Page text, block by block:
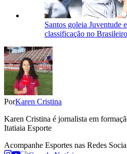
Santos goleia Juventude
classificação no
PorKaren Cristina
Karen Cristina é jornalista em
Itatiaia Esporte
Acompanhe Esportes nas Redes